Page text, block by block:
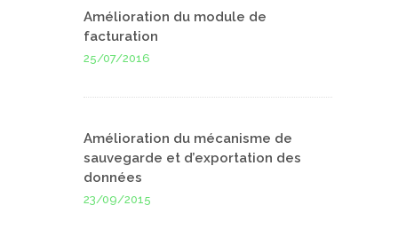
Amélioration du module de
facturation
25/07/2016
Amélioration du mécanisme de
sauvegarde et d’exportation des
données
23/09/2015